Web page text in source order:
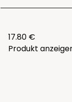
17.80 €
Produkt